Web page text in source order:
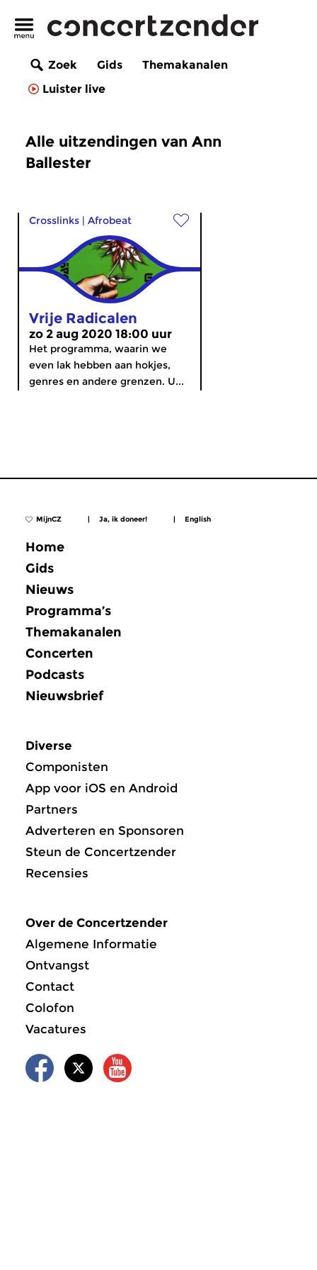
Zoek Gids
Themakanalen
Luister live
Alle uitzendingen van Ann
Ballester
Crosslinks | Afrobeat
Vrije Radicalen
zo 2 aug 2020 18:00 uur
Het programma, waarin we
even lak hebben aan hokjes,
genres en andere grenzen. U...
MijnCZ | Ja, ik doneer! | English
Home
Gids
Nieuws
Programma’s
Themakanalen
Concerten
Podcasts
Nieuwsbrief
Diverse
Componisten
App voor iOS en Android
Partners
Adverteren en Sponsoren
Steun de Concertzender
Recensies
Over de Concertzender
Algemene Informatie
Ontvangst
Contact
Colofon
Vacatures